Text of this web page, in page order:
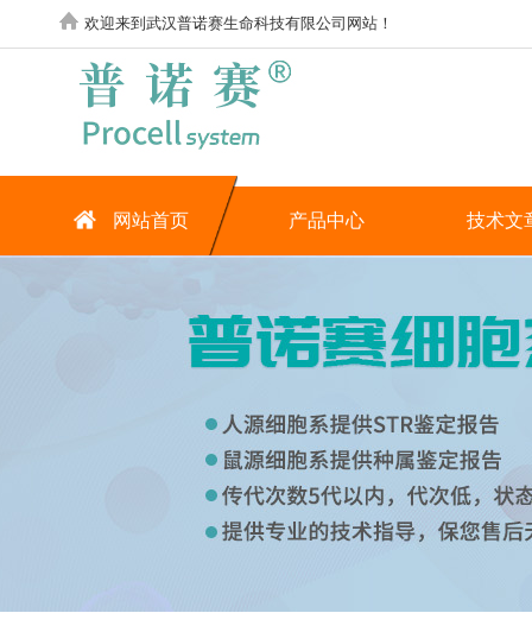
欢迎来到武汉普诺赛生命科技有限公司网站！
网站首页 产品中心 技术文